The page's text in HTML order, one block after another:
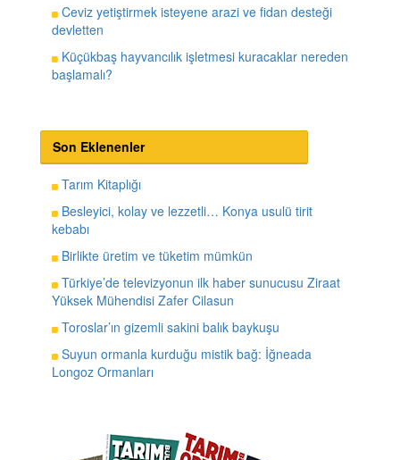
Ceviz yetiştirmek isteyene arazi ve fidan desteği
devletten
Küçükbaş hayvancılık işletmesi kuracaklar nereden
başlamalı?
Son Eklenenler
Tarım Kitaplığı
Besleyici, kolay ve lezzetli… Konya usulü tirit
kebabı
Birlikte üretim ve tüketim mümkün
Türkiye’de televizyonun ilk haber sunucusu Ziraat
Yüksek Mühendisi Zafer Cilasun
Toroslar’ın gizemli sakini balık baykuşu
Suyun ormanla kurduğu mistik bağ: İğneada
Longoz Ormanları